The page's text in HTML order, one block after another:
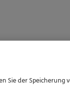
Sie der Speicherung